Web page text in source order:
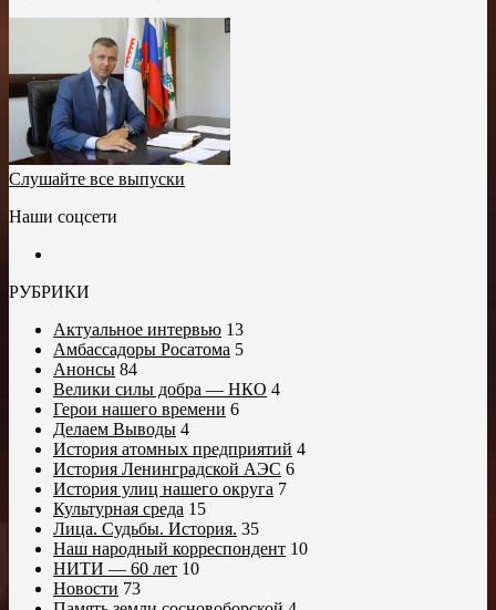
Слушайте все выпуски
Наши соцсети
РУБРИКИ
Актуальное интервью 13
Амбассадоры Росатома 5
Анонсы 84
Велики силы добра — НКО 4
Герои нашего времени 6
Делаем Выводы 4
История атомных предприятий 4
История Ленинградской АЭС 6
История улиц нашего округа 7
Культурная среда 15
Лица. Судьбы. История. 35
Наш народный корреспондент 10
НИТИ — 60 лет 10
Новости 73